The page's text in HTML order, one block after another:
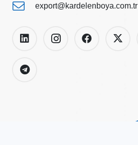
export@kardelenboya.com.tr